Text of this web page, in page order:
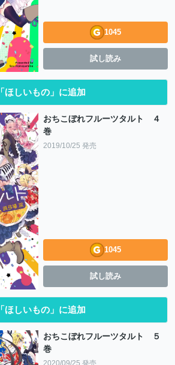
1045
試し読み
「ほしいもの」に追加
おちこぼれフルーツタルト ４
巻
2019/10/25 発売
1045
試し読み
「ほしいもの」に追加
おちこぼれフルーツタルト ５
巻